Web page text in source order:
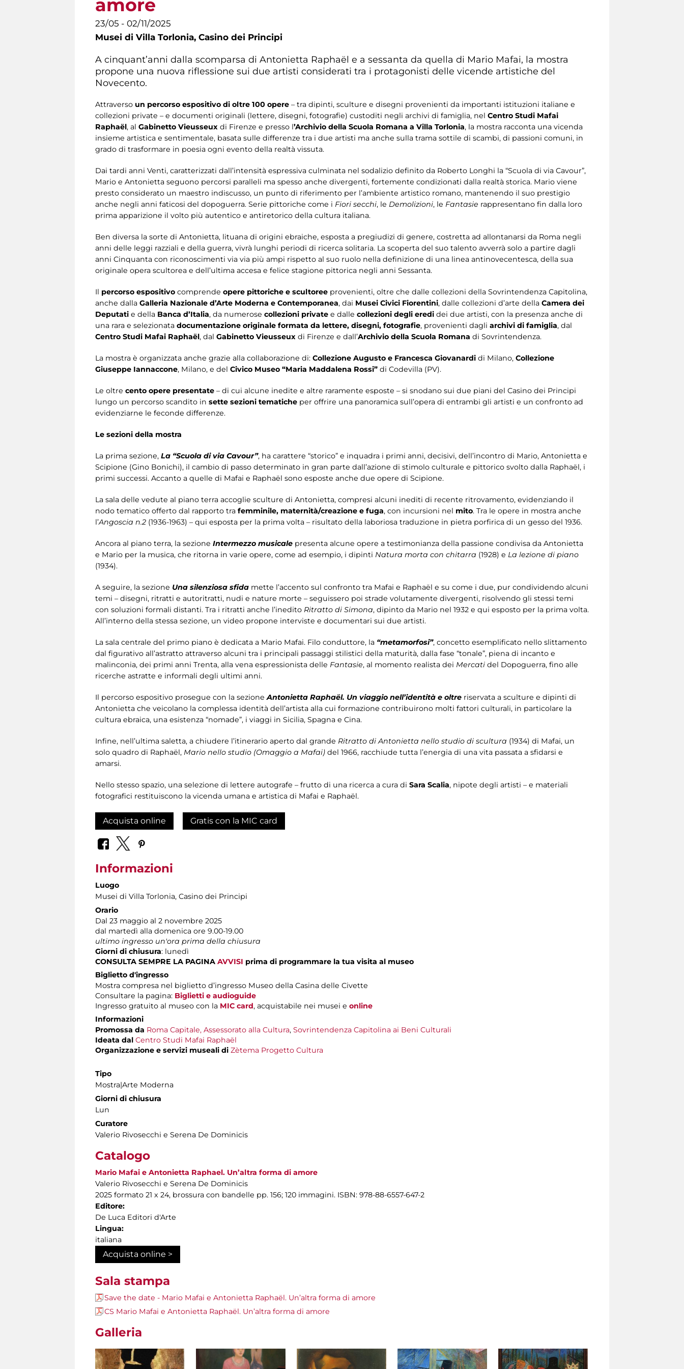
amore
23/05 - 02/11/2025
Musei di Villa Torlonia, Casino dei Principi
A cinquant’anni dalla scomparsa di Antonietta Raphaël e a sessanta da quella di Mario Mafai, la mostra
propone una nuova riflessione sui due artisti considerati tra i protagonisti delle vicende artistiche del
Novecento.
Attraverso un percorso espositivo di oltre 100 opere – tra dipinti, sculture e disegni provenienti da importanti istituzioni italiane e
collezioni private – e documenti originali (lettere, disegni, fotografie) custoditi negli archivi di famiglia, nel Centro Studi Mafai
Raphaël, al Gabinetto Vieusseux di Firenze e presso l’Archivio della Scuola Romana a Villa Torlonia, la mostra racconta una vicenda
insieme artistica e sentimentale, basata sulle differenze tra i due artisti ma anche sulla trama sottile di scambi, di passioni comuni, in
grado di trasformare in poesia ogni evento della realtà vissuta.
Dai tardi anni Venti, caratterizzati dall’intensità espressiva culminata nel sodalizio definito da Roberto Longhi la “Scuola di via Cavour”,
Mario e Antonietta seguono percorsi paralleli ma spesso anche divergenti, fortemente condizionati dalla realtà storica. Mario viene
presto considerato un maestro indiscusso, un punto di riferimento per l’ambiente artistico romano, mantenendo il suo prestigio
anche negli anni faticosi del dopoguerra. Serie pittoriche come i Fiori secchi, le Demolizioni, le Fantasie rappresentano fin dalla loro
prima apparizione il volto più autentico e antiretorico della cultura italiana.
Ben diversa la sorte di Antonietta, lituana di origini ebraiche, esposta a pregiudizi di genere, costretta ad allontanarsi da Roma negli
anni delle leggi razziali e della guerra, vivrà lunghi periodi di ricerca solitaria. La scoperta del suo talento avverrà solo a partire dagli
anni Cinquanta con riconoscimenti via via più ampi rispetto al suo ruolo nella definizione di una linea antinovecentesca, della sua
originale opera scultorea e dell’ultima accesa e felice stagione pittorica negli anni Sessanta.
Il percorso espositivo comprende opere pittoriche e scultoree provenienti, oltre che dalle collezioni della Sovrintendenza Capitolina,
anche dalla Galleria Nazionale d’Arte Moderna e Contemporanea, dai Musei Civici Fiorentini, dalle collezioni d’arte della Camera dei
Deputati e della Banca d’Italia, da numerose collezioni private e dalle collezioni degli eredi dei due artisti, con la presenza anche di
una rara e selezionata documentazione originale formata da lettere, disegni, fotografie, provenienti dagli archivi di famiglia, dal
Centro Studi Mafai Raphaël, dal Gabinetto Vieusseux di Firenze e dall’Archivio della Scuola Romana di Sovrintendenza.
La mostra è organizzata anche grazie alla collaborazione di: Collezione Augusto e Francesca Giovanardi di Milano, Collezione
Giuseppe Iannaccone, Milano, e del Civico Museo “Maria Maddalena Rossi” di Codevilla (PV).
Le oltre cento opere presentate – di cui alcune inedite e altre raramente esposte – si snodano sui due piani del Casino dei Principi
lungo un percorso scandito in sette sezioni tematiche per offrire una panoramica sull’opera di entrambi gli artisti e un confronto ad
evidenziarne le feconde differenze.
Le sezioni della mostra
La prima sezione, La “Scuola di via Cavour”, ha carattere “storico” e inquadra i primi anni, decisivi, dell’incontro di Mario, Antonietta e
Scipione (Gino Bonichi), il cambio di passo determinato in gran parte dall’azione di stimolo culturale e pittorico svolto dalla Raphaël, i
primi successi. Accanto a quelle di Mafai e Raphaël sono esposte anche due opere di Scipione.
La sala delle vedute al piano terra accoglie sculture di Antonietta, compresi alcuni inediti di recente ritrovamento, evidenziando il
nodo tematico offerto dal rapporto tra femminile, maternità/creazione e fuga, con incursioni nel mito. Tra le opere in mostra anche
l’Angoscia n.2 (1936-1963) – qui esposta per la prima volta – risultato della laboriosa traduzione in pietra porfirica di un gesso del 1936.
Ancora al piano terra, la sezione Intermezzo musicale presenta alcune opere a testimonianza della passione condivisa da Antonietta
e Mario per la musica, che ritorna in varie opere, come ad esempio, i dipinti Natura morta con chitarra (1928) e La lezione di piano
(1934).
A seguire, la sezione Una silenziosa sfida mette l’accento sul confronto tra Mafai e Raphaël e su come i due, pur condividendo alcuni
temi – disegni, ritratti e autoritratti, nudi e nature morte – seguissero poi strade volutamente divergenti, risolvendo gli stessi temi
con soluzioni formali distanti. Tra i ritratti anche l’inedito Ritratto di Simona, dipinto da Mario nel 1932 e qui esposto per la prima volta.
All’interno della stessa sezione, un video propone interviste e documentari sui due artisti.
La sala centrale del primo piano è dedicata a Mario Mafai. Filo conduttore, la “metamorfosi”, concetto esemplificato nello slittamento
dal figurativo all’astratto attraverso alcuni tra i principali passaggi stilistici della maturità, dalla fase “tonale”, piena di incanto e
malinconia, dei primi anni Trenta, alla vena espressionista delle Fantasie, al momento realista dei Mercati del Dopoguerra, fino alle
ricerche astratte e informali degli ultimi anni.
Il percorso espositivo prosegue con la sezioneAntonietta Raphaël. Un viaggio nell’identità e oltre riservata a sculture e dipinti di
Antonietta che veicolano la complessa identità dell’artista alla cui formazione contribuirono molti fattori culturali, in particolare la
cultura ebraica, una esistenza “nomade”, i viaggi in Sicilia, Spagna e Cina.
Infine, nell’ultima saletta, a chiudere l’itinerario aperto dal grande Ritratto di Antonietta nello studio di scultura (1934) di Mafai, un
solo quadro di Raphaël, Mario nello studio (Omaggio a Mafai) del 1966, racchiude tutta l’energia di una vita passata a sfidarsi e
amarsi.
Nello stesso spazio, una selezione di lettere autografe – frutto di una ricerca a cura di Sara Scalia, nipote degli artisti – e materiali
fotografici restituiscono la vicenda umana e artistica di Mafai e Raphaël.
Acquista online Gratis con la MIC card
Informazioni
Luogo
Musei di Villa Torlonia, Casino dei Principi
Orario
Dal 23 maggio al 2 novembre 2025
dal martedì alla domenica ore 9.00-19.00
ultimo ingresso un'ora prima della chiusura
Giorni di chiusura: lunedì
CONSULTA SEMPRE LA PAGINA AVVISI prima di programmare la tua visita al museo
Biglietto d'ingresso
Mostra compresa nel biglietto d’ingresso Museo della Casina delle Civette
Consultare la pagina: Biglietti e audioguide
Ingresso gratuito al museo con la MIC card, acquistabile nei musei e online
Informazioni
Promossa da Roma Capitale, Assessorato alla Cultura, Sovrintendenza Capitolina ai Beni Culturali
Ideata dal Centro Studi Mafai Raphaël
Organizzazione e servizi museali di Zètema Progetto Cultura
Tipo
Mostra|Arte Moderna
Giorni di chiusura
Lun
Curatore
Valerio Rivosecchi e Serena De Dominicis
Catalogo
Mario Mafai e Antonietta Raphael. Un’altra forma di amore
Valerio Rivosecchi e Serena De Dominicis
2025 formato 21 x 24, brossura con bandelle pp. 156; 120 immagini. ISBN: 978-88-6557-647-2
Editore:
De Luca Editori d'Arte
Lingua:
italiana
Acquista online >
Sala stampa
Save the date - Mario Mafai e Antonietta Raphaël. Un’altra forma di amore
CS Mario Mafai e Antonietta Raphaël. Un’altra forma di amore
Galleria